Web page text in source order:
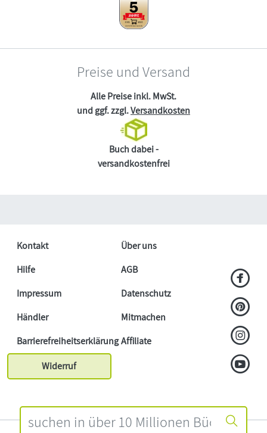
Preise und Versand
Alle Preise inkl. MwSt.
und ggf. zzgl.Versandkosten
Buch dabei -
versandkostenfrei
Kontakt
Über uns
Hilfe
AGB
Impressum
Datenschutz
Händler
Mitmachen
BarrierefreiheitserklärungAffiliate
Widerruf